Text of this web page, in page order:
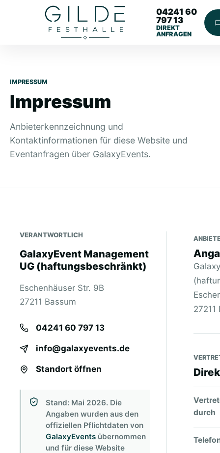
04241 60
797 13
DIREKT
ANFRAGEN
IMPRESSUM
Impressum
Anbieterkennzeichnung und
Kontaktinformationen für diese Website und
Eventanfragen über GalaxyEvents.
VERANTWORTLICH
GalaxyEvent Management
UG (haftungsbeschränkt)
Eschenhäuser Str. 9B
27211 Bassum
04241 60 797 13
info@galaxyevents.de
Standort öffnen
Stand: Mai 2026. Die
Angaben wurden aus den
offiziellen Pflichtdaten von
GalaxyEvents übernommen
und für diese Website
27211
durch